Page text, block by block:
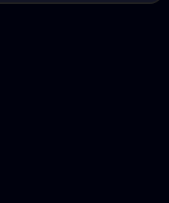
дуги (ну,
Games. Published by